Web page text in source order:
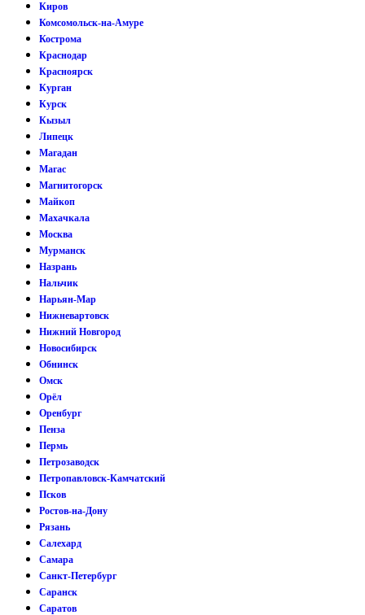
Киров
Комсомольск-на-Амуре
Кострома
Краснодар
Красноярск
Курган
Курск
Кызыл
Липецк
Магадан
Магас
Магнитогорск
Майкоп
Махачкала
Москва
Мурманск
Назрань
Нальчик
Нарьян-Мар
Нижневартовск
Нижний Новгород
Новосибирск
Обнинск
Омск
Орёл
Оренбург
Пенза
Пермь
Петрозаводск
Петропавловск-Камчатский
Псков
Ростов-на-Дону
Рязань
Салехард
Самара
Санкт-Петербург
Саранск
Саратов